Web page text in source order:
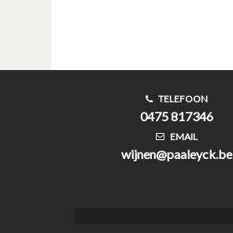
TELEFOON
0475 817346
EMAIL
wijnen@paaleyck.be